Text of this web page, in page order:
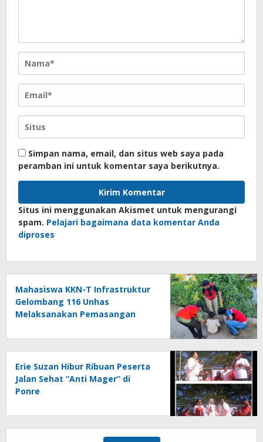
Simpan nama, email, dan situs web saya pada
peramban ini untuk komentar saya berikutnya.
Situs ini menggunakan Akismet untuk mengurangi
spam. Pelajari bagaimana data komentar Anda
diproses
Mahasiswa KKN-T Infrastruktur
Gelombang 116 Unhas
Melaksanakan Pemasangan
Erie Suzan Hibur Ribuan Peserta
Jalan Sehat “Anti Mager” di
Ponre